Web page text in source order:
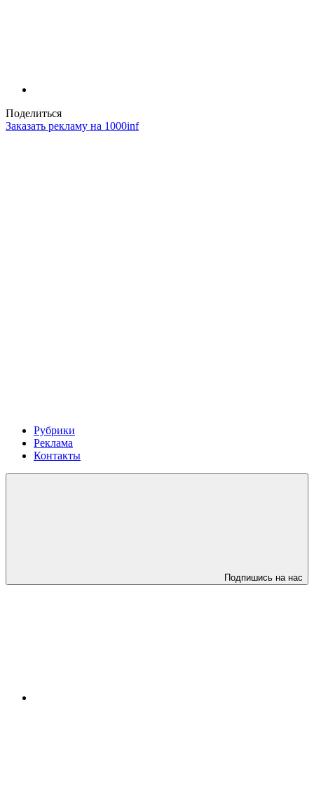
Поделиться
Заказать рекламу на 1000inf
Рубрики
Реклама
Контакты
Подпишись на нас